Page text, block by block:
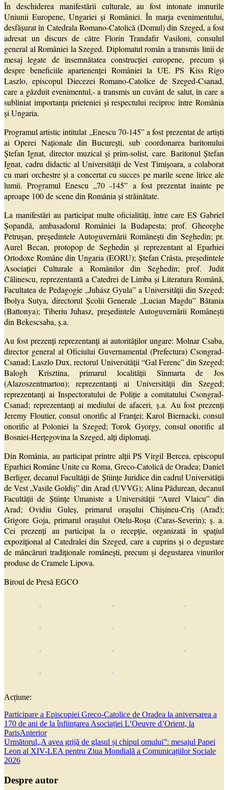
În deschiderea manifestării culturale, au fost intonate imnurile
Uniunii Europene, Ungariei și României. În marja evenimentului,
desfăşurat în Catedrala Romano-Catolică (Domul) din Szeged, a fost
adresat un discurs de către Florin Trandafir Vasiloni, consulul
general al României la Szeged. Diplomatul român a transmis linii de
mesaj legate de însemnătatea construcţiei europene, precum şi
despre beneficiile apartenenței României la UE. PS Kiss Rigo
Laszlo, episcopul Diecezei Romano-Catolice de Szeged-Csanad,
care a găzduit evenimentul,- a transmis un cuvânt de salut, în care a
subliniat importanța prieteniei și respectului reciproc între România
și Ungaria.
Programul artistic intitulat „Enescu 70-145” a fost prezentat de artiști
ai Operei Naţionale din Bucureşti, sub coordonarea baritonului
Ștefan Ignat, director muzical și prim-solist, care. Baritonul Ştefan
Ignat, cadru didactic al Universităţii de Vest Timișoara, a colaborat
cu mari orchestre şi a concertat cu succes pe marile scene lirice ale
lumii. Programul Enescu „70 -145” a fost prezentat înainte pe
aproape 100 de scene din România și străinătate.
La manifestări au participat multe oficialități, între care ES Gabriel
Șopandă, ambasadorul României la Budapesta; prof. Gheorghe
Petrușan, președintele Autoguvernării Românești din Seghedin; pr.
Aurel Becan, protopop de Seghedin și reprezentant al Eparhiei
Ortodoxe Române din Ungaria (EORU); Ştefan Crâsta, preşedintele
Asociaţiei Culturale a Românilor din Seghedin; prof. Judit
Călinescu, reprezentantă a Catedrei de Limba și Literatura Română,
Facultatea de Pedagogie „Juhász Gyula” a Universității din Szeged;
Ibolya Sutya, directorul Școlii Generale „Lucian Magdu” Bătania
(Battonya); Tiberiu Juhasz, președintele Autoguvernării Românești
din Bekescsaba, ş.a.
Au fost prezenţi reprezentanţi ai autorităţilor ungare: Molnar Csaba,
director general al Oficiului Guvernamental (Prefectura) Csongrad-
Csanad; Laszlo Dux, rectorul Universităţii “Gal Ferenc” din Szeged;
Balogh Krisztina, primarul localității Sînmarta de Jos
(Alazoszentmarton); reprezentanți ai Universităţii din Szeged;
reprezentanți ai Inspectoratului de Poliție a comitatului Csongrad-
Csanad; reprezentanţi ai mediului de afaceri, ș.a. Au fost prezenţi
Jeremy Floutier, consul onorific al Franței; Karol Biernacki, consul
onorific al Poloniei la Szeged; Torok Gyorgy, consul onorific al
Bosniei-Herţegovina la Szeged, alţi diplomaţi.
Din România, au participat printre alţii PS Virgil Bercea, episcopul
Eparhiei Române Unite cu Roma, Greco-Catolică de Oradea; Daniel
Berliger, decanul Facultății de Științe Juridice din cadrul Universității
de Vest „Vasile Goldiș” din Arad (UVVG); Alina Pădurean, decanul
Facultății de Științe Umaniste a Universității “Aurel Vlaicu” din
Arad; Ovidiu Guleș, primarul orașului Chișineu-Criș (Arad);
Grigore Goja, primarul orașului Otelu-Roșu (Caras-Severin); ș. a.
Cei prezenţi au participat la o recepţie, organizată în spaţiul
expoziţional al Catedralei din Szeged, care a cuprins şi o degustare
de mâncăruri tradiționale româneşti, precum şi degustarea vinurilor
produse de Cramele Lipova.
Biroul de Presă EGCO
Acțiune:
Participare a Episcopiei Greco-Catolice de Oradea la aniversarea a
170 de ani de la înființarea Asociației L’Oeuvre d’Orient, la
ParisAnterior
Următorul„A avea grijă de glasul și chipul omului”: mesajul Papei
Leon al XIV-LEA pentru Ziua Mondială a Comunicațiilor Sociale
2026
Despre autor